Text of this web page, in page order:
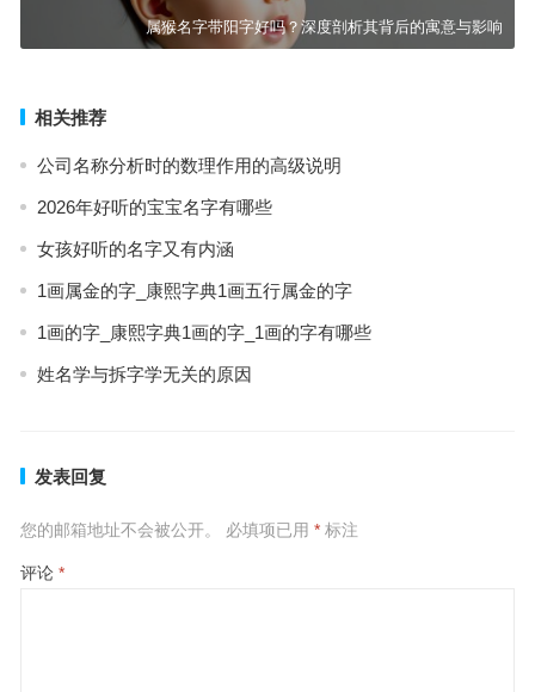
属猴名字带阳字好吗？深度剖析其背后的寓意与影响
相关推荐
公司名称分析时的数理作用的高级说明
2026年好听的宝宝名字有哪些
女孩好听的名字又有内涵
1画属金的字_康熙字典1画五行属金的字
1画的字_康熙字典1画的字_1画的字有哪些
姓名学与拆字学无关的原因
发表回复
您的邮箱地址不会被公开。 必填项已用 *标注
评论 *